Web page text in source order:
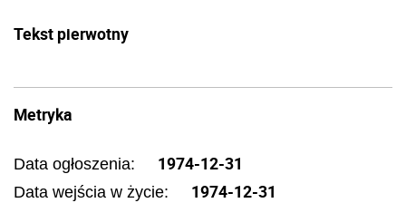
Tekst pierwotny
Metryka
Data ogłoszenia: 1974-12-31
Data wejścia w życie: 1974-12-31